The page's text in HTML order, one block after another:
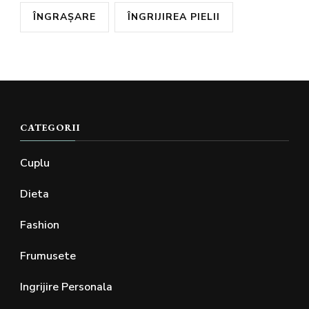
ÎNGRAȘARE ÎNGRIJIREA PIELII
CATEGORII
Cuplu
Dieta
Fashion
Frumusete
Ingrijire Personala